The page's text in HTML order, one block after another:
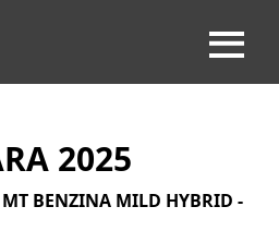
2025
BENZINA MILD HYBRID -